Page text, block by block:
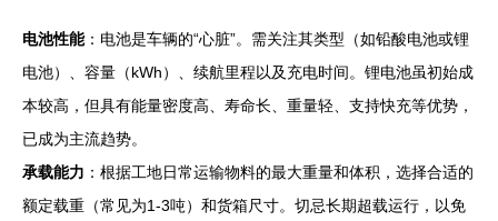
电池性能：电池是车辆的“心脏”。需关注其类型（如铅酸电池或锂
电池）、容量（kWh）、续航里程以及充电时间。锂电池虽初始成
本较高，但具有能量密度高、寿命长、重量轻、支持快充等优势，
已成为主流趋势。
承载能力 ：根据工地日常运输物料的最大重量和体积，选择合适的
额定载重（常见为1-3吨）和货箱尺寸。切忌长期超载运行，以免